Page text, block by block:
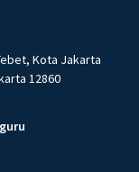
Kota Jakarta
12860